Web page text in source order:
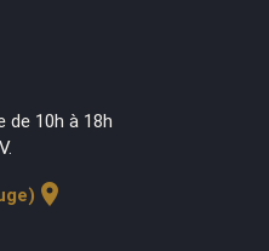
de 10h à 18h
location_on